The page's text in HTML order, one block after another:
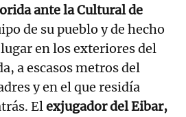
ante la Cultural de
de su pueblo y de hecho
en los exteriores del
a escasos metros del
y en el que residía
Elexjugador del Eibar,